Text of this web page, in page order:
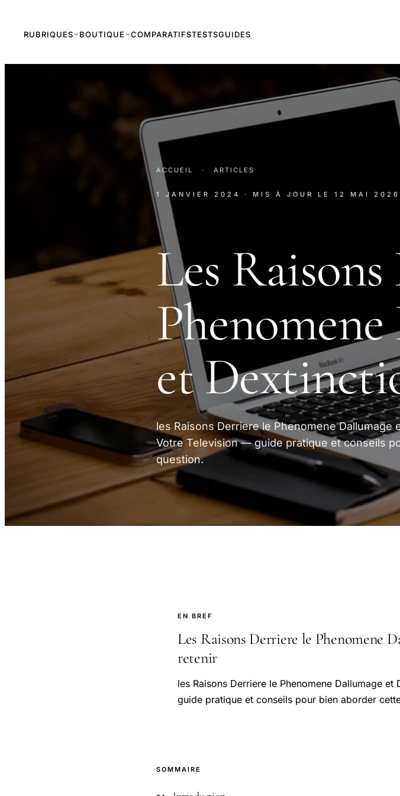
RUBRIQUES BOUTIQUE COMPARATIFSTESTSGUIDES
ACCUEIL · ARTICLES
1 JANVIER 2024 · MIS À JOUR LE 12 MAI 2026
Les
et
les Raisons Derriere le Phenomene Dallumage
Votre Television — guide pratique et conseils
question.
EN BREF
Les Raisons Derriere le Phenomene
retenir
les Raisons Derriere le Phenomene Dallumage
guide pratique et conseils pour bien aborder
SOMMAIRE